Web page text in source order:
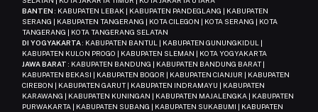
BANTEN : KABUPATEN LEBAK | KABUPATEN PANDEGLANG | KABUPATEN
SERANG | KABUPATEN TANGERANG | KOTA CILEGON | KOTA SERANG | KOTA
TANGERANG | KOTA TANGERANG SELATAN
DI YOGYAKARTA: KABUPATEN BANTUL | KABUPATEN GUNUNGKIDUL |
KABUPATEN KULON PROGO | KABUPATEN SLEMAN | KOTA YOGYAKARTA
JAWA BARAT : KABUPATEN BANDUNG | KABUPATEN BANDUNG BARAT |
KABUPATEN BEKASI | KABUPATEN BOGOR | KABUPATEN CIANJUR | KABUPATEN
CIREBON | KABUPATEN GARUT | KABUPATEN INDRAMAYU | KABUPATEN
KARAWANG | KABUPATEN KUNINGAN | KABUPATEN MAJALENGKA | KABUPATEN
PURWAKARTA | KABUPATEN SUBANG | KABUPATEN SUKABUMI | KABUPATEN